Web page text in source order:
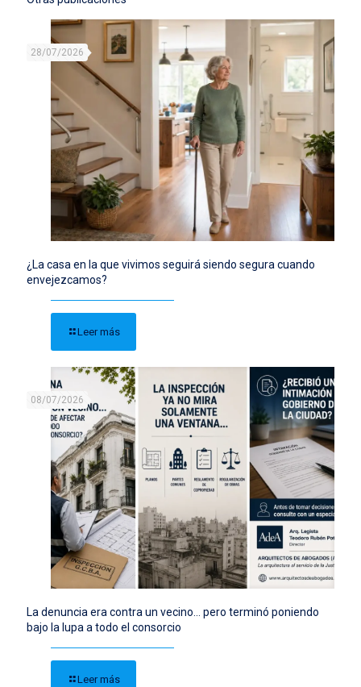
28/07/2026
¿La casa en la que vivimos seguirá siendo segura cuando
envejezcamos?
Leer más
08/07/2026
La denuncia era contra un vecino… pero terminó poniendo
bajo la lupa a todo el consorcio
Leer más